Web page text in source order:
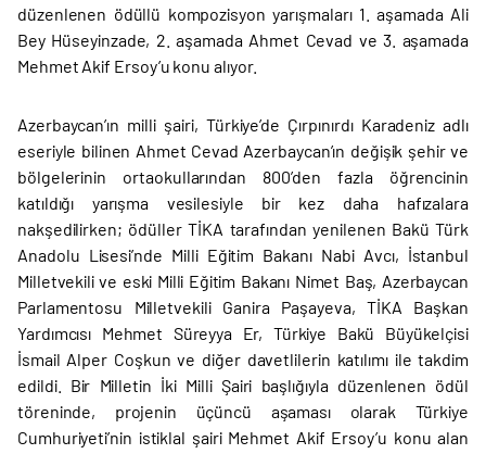
düzenlenen ödüllü kompozisyon yarışmaları 1. aşamada Ali
Bey Hüseyinzade, 2. aşamada Ahmet Cevad ve 3. aşamada
Mehmet Akif Ersoy’u konu alıyor.
Azerbaycan’ın milli şairi, Türkiye’de Çırpınırdı Karadeniz adlı
eseriyle bilinen Ahmet Cevad Azerbaycan’ın değişik şehir ve
bölgelerinin ortaokullarından 800’den fazla öğrencinin
katıldığı yarışma vesilesiyle bir kez daha hafızalara
nakşedilirken; ödüller TİKA tarafından yenilenen Bakü Türk
Anadolu Lisesi’nde Milli Eğitim Bakanı Nabi Avcı, İstanbul
Milletvekili ve eski Milli Eğitim Bakanı Nimet Baş, Azerbaycan
Parlamentosu Milletvekili Ganira Paşayeva, TİKA Başkan
Yardımcısı Mehmet Süreyya Er, Türkiye Bakü Büyükelçisi
İsmail Alper Coşkun ve diğer davetlilerin katılımı ile takdim
edildi. Bir Milletin İki Milli Şairi başlığıyla düzenlenen ödül
töreninde, projenin üçüncü aşaması olarak Türkiye
Cumhuriyeti’nin istiklal şairi Mehmet Akif Ersoy’u konu alan